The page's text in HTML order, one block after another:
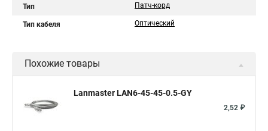
Тип Патч-корд
Тип кабеля Оптический
Похожие товары
Lanmaster LAN6-45-45-0.5-GY
2,52 ₽